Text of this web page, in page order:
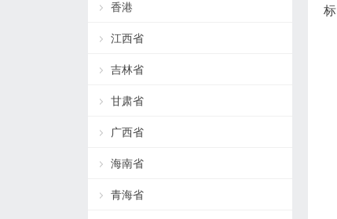
香港
江西省
吉林省
甘肃省
广西省
海南省
青海省